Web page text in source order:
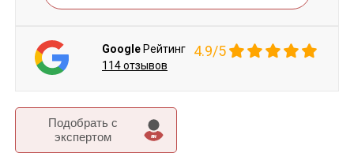
Подобрать c
экспертом
Google Рейтинг 4.9/5
114 отзывов